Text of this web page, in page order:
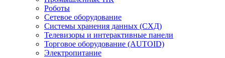
Роботы
Сетевое оборудование
Системы хранения данных (СХД)
Телевизоры и интерактивные панели
Торговое оборудование (AUTOID)
Электропитание